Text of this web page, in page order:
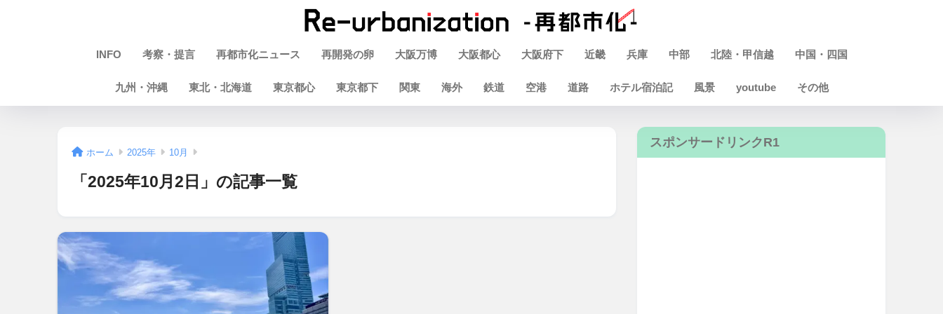
INFO 考察・提言 再都市化ニュース 再開発の卵 大阪万博 大阪都心 大阪府下 近畿 兵庫 中部 北陸・甲信越 中国・四国
九州・沖縄 東北・北海道 東京都心 東京都下 関東 海外 鉄道 空港 道路 ホテル宿泊記 風景 youtube その他
ホーム 2025年 10月
「2025年10月2日」の記事一覧
スポンサードリンクR1